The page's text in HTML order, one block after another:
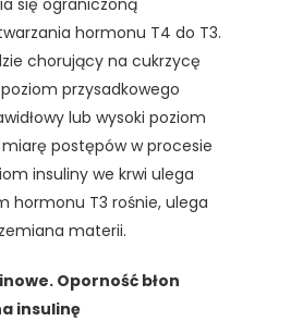
się ograniczoną
hormonu T4 do T3.
chorujący na cukrzycę
przysadkowego
lub wysoki poziom
miarę postępów w procesie
insuliny we krwi ulega
hormonu T3 rośnie, ulega
materii.
Oporność błon
insulinę